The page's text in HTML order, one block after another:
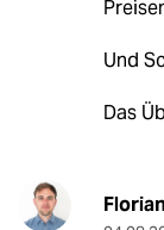
Und
Das